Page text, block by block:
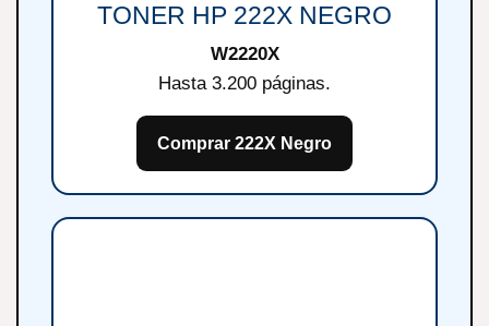
TONER HP 222X NEGRO
W2220X
Hasta 3.200 páginas.
Comprar 222X Negro